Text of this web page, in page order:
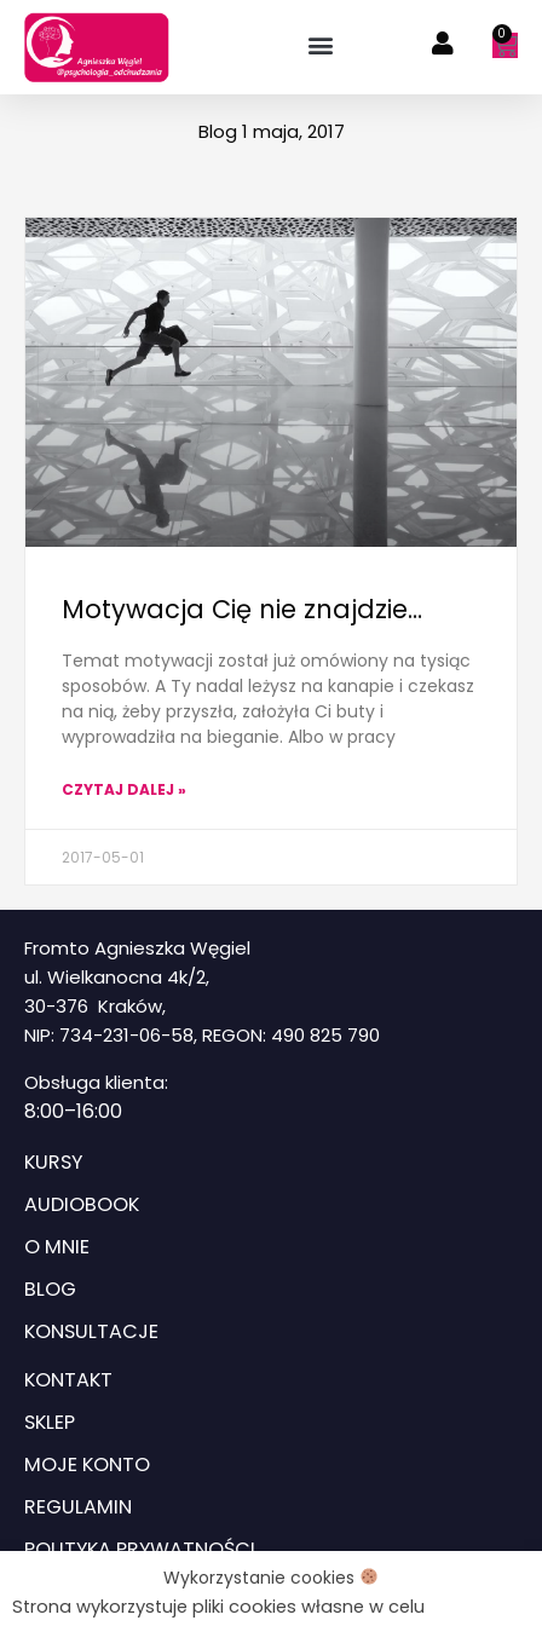
Przejdź
treści
0
Blog 1 maja, 2017
Motywacja Cię nie znajdzie…
Temat motywacji został już omówiony na tysiąc
sposobów. A Ty nadal leżysz na kanapie i czekasz
na nią, żeby przyszła, założyła Ci buty i
wyprowadziła na bieganie. Albo w pracy
CZYTAJ DALEJ »
2017-05-01
Fromto Agnieszka Węgiel
ul. Wielkanocna 4k/2,
30-376 Kraków,
NIP: 734-231-06-58, REGON: 490 825 790
Obsługa klienta:
8:00–16:00
KURSY
AUDIOBOOK
O MNIE
BLOG
KONSULTACJE
KONTAKT
SKLEP
MOJE KONTO
REGULAMIN
POLITYKA PRYWATNOŚCI
USTAWIENIA COOKIESWykorzystanie cookies
Strona wykorzystuje pliki cookies własne w celu